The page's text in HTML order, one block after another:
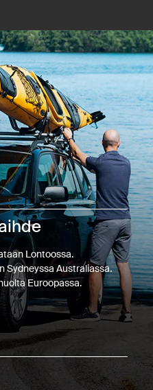
Lontoossa.
Sydneyssa Australiassa.
Euroopassa.